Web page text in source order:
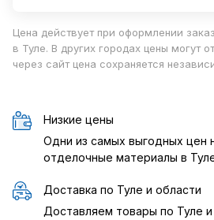
Цена действует при оформлении
в Туле. В других городах цены могут
через сайт цена сохраняется
Низкие цены
Одни из самых выгодных цен
отделочные материалы в
Доставка по Туле и области
Доставляем товары по Туле и